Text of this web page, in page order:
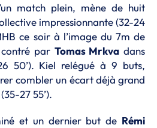
match plein, mène de huit
impressionnante (32-24
ce soir à l’image du 7m de
par Tomas Mrkva dans
50’). Kiel relégué à 9 buts,
combler un écart déjà grand
27 55’).
et un dernier but de Rémi